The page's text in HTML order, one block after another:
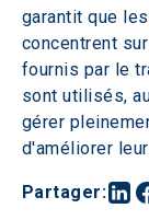
Partager:
garantit que
concentrent
fournis par le
sont utilisés,
gérer
d'améliorer